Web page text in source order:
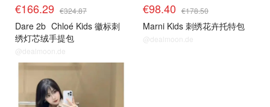
€166.29 €324.87
Dare 2b Chloé Kids 徽标刺
绣灯芯绒手提包
@dealmoon.de
€98.40 €178.50
Marni Kids 刺绣花卉托特包
@dealmoon.de